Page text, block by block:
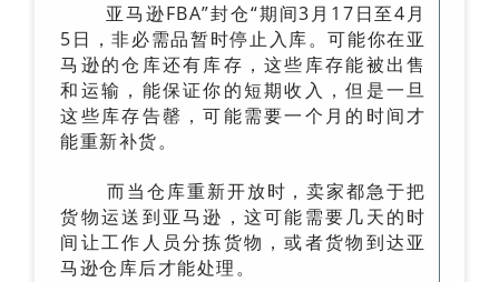
亚马逊FBA”封仓“期间3月17日至4月
5日，非必需品暂时停止入库。可能你在亚
马逊的仓库还有库存，这些库存能被出售
和运输，能保证你的短期收入，但是一旦
这些库存告罄，可能需要一个月的时间才
能重新补货。
而当仓库重新开放时，卖家都急于把
货物运送到亚马逊，这可能需要几天的时
间让工作人员分拣货物，或者货物到达亚
马逊仓库后才能处理。